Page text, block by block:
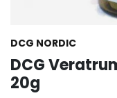
DCG NORDIC
DCG
20g